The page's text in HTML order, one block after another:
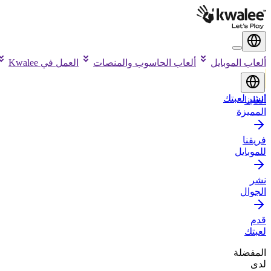
ألعاب الموبايل ألعاب الحاسوب والمنصات العمل في Kwalee
انشر لعبتك
ألعابنا
المميزة
فريقنا
للموبايل
نشر
الجوال
قدم
لعبتك
المفضلة
لدى